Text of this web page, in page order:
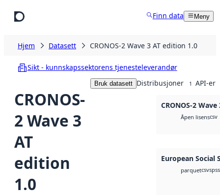
Finn data Meny
Hjem Datasett CRONOS-2 Wave 3 AT edition 1.0
Sikt - kunnskapssektorens tjenesteleverandør
CRONOS-
2 Wave 3
AT
edition
1.0
Bruk datasett Distribusjoner 1 API-er
CRONOS-2
Åpen lisenscsv
European Social
parquetcsv